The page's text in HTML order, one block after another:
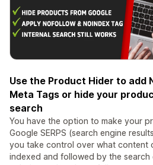
Use the Product Hider to add
Meta Tags or hide your
search
You have the option to make your
Google SERPS (search engine
you take control over what content
indexed and followed by the search